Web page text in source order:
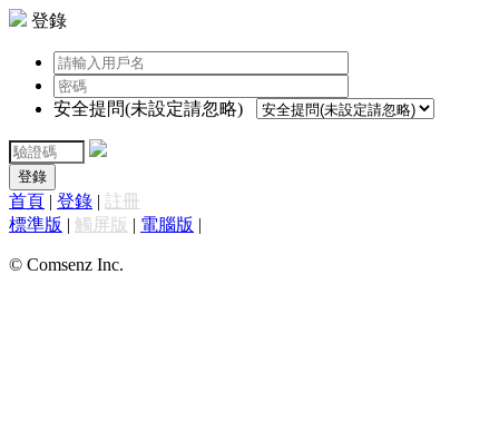
登錄
安全提問(未設定請忽略)
登錄
首頁 | 登錄 | 註冊
標準版 | 觸屏版 | 電腦版 |
© Comsenz Inc.